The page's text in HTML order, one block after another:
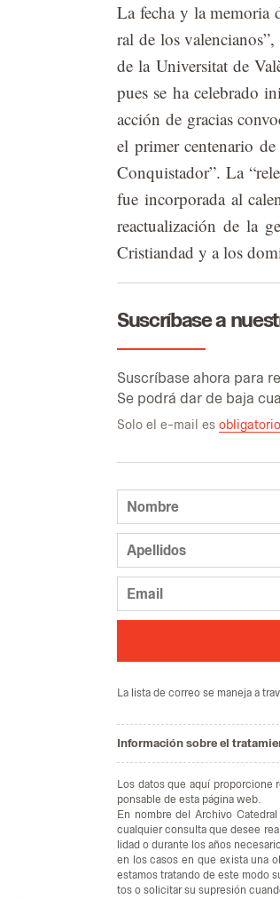
La fe­cha y la me­mo­ria
ral de los
de la Uni­ver­si­tat de
pues se ha ce­le­bra­do
ac­ción de gra­cias
el pri­mer cen­te­na­rio
Con­quis­ta­dor”. La
fue in­cor­po­ra­da al
reac­tua­li­za­ción de la
Cris­tian­dad y a los
Suscríbase a
Sus­crí­ba­se aho­ra para
Se po­drá dar de baja
Solo el e-mail es
La lis­ta de co­rreo se ma­ne­ja a
Información sobre el
Los da­tos que aquí pro­por­cio­ne
pon­sa­ble de esta pá­gi­na web.
En nom­bre del Ar­chi­vo
cual­quier con­sul­ta que desee
li­dad o du­ran­te los años
en los ca­sos en que exis­ta una
es­ta­mos tra­tan­do de este modo
tos o so­li­ci­tar su su­pre­sión